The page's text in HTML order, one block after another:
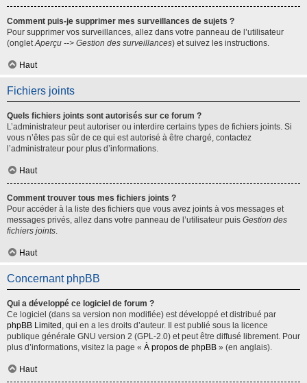
Comment puis-je supprimer mes surveillances de sujets ?
Pour supprimer vos surveillances, allez dans votre panneau de l’utilisateur
(ongletAperçu --> Gestion des surveillances) et suivez les instructions.
Haut
Fichiers joints
Quels fichiers joints sont autorisés sur ce forum ?
L’administrateur peut autoriser ou interdire certains types de fichiers joints. Si
vous n’êtes pas sûr de ce qui est autorisé à être chargé, contactez
l’administrateur pour plus d’informations.
Haut
Comment trouver tous mes fichiers joints ?
Pour accéder à la liste des fichiers que vous avez joints à vos messages et
messages privés, allez dans votre panneau de l’utilisateur puis Gestion des
fichiers joints.
Haut
Concernant phpBB
Qui a développé ce logiciel de forum ?
Ce logiciel (dans sa version non modifiée) est développé et distribué par
phpBB Limited , qui en a les droits d’auteur. Il est publié sous la licence
publique générale GNU version 2 (GPL-2.0) et peut être diffusé librement. Pour
plus d’informations, visitez la page « À propos de phpBB » (en anglais).
Haut